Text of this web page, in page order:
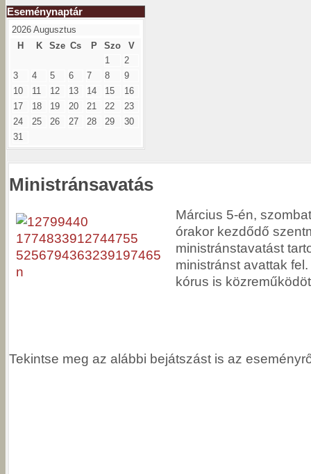
Eseménynaptár
2026 Augusztus
H
K Sze Cs P Szo
V
1
2
3
4 5 6 7 8
9
10
11 12 13 14 15
16
17
18 19 20 21 22
23
24
25 26 27 28 29
30
31
Ministránsavatás
Március 5-én,
órakor kezdődő
ministránstavatást
ministránst avattak
kórus is
Tekintse meg az alábbi bejátszást is az